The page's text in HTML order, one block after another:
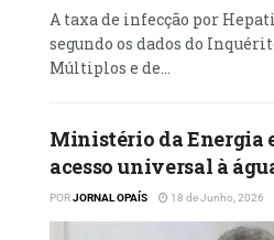
Em relação aos crimes de
bens públicos, Filomena
prevaricadores sejam
responsabilizados, com
tal prática, sobretudo no
Com este reforço de
A taxa de infecção por
segundo os dados do
Múltiplos e de...
Ministério da Energia
acesso universal à
PORJORNAL OPAÍS 18 de Junho, 2026